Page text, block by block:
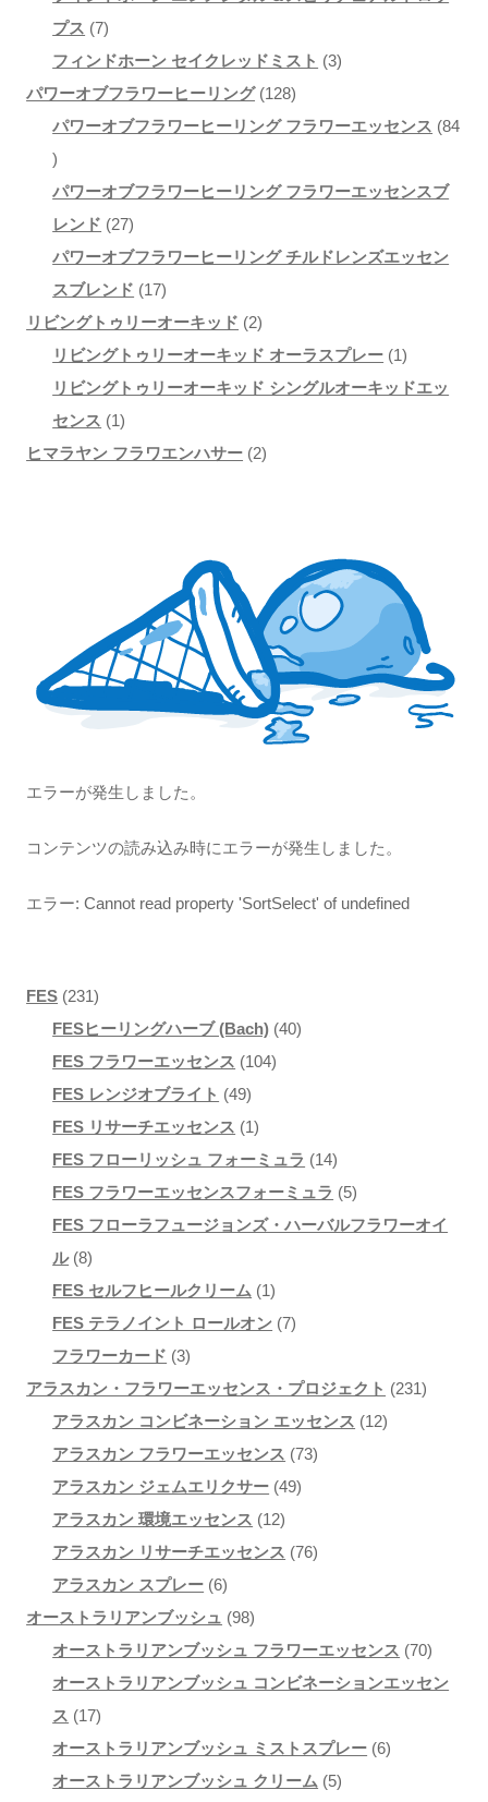
品
品
プス
77
個
の
商
フィンドホーン セイクレッドミスト 33
の
品
パワーオブフラワーヒーリング 1281
2
個
商
パワーオブフラワーヒーリング フラワーエッセンス
84
8
4
個
の
商
品
パワーオブフラワーヒーリング フラワーエッセンスブ
レンド
272
7
個
の
商
品
パワーオブフラワーヒーリング チルドレンズエッセン
スブレンド
171
7
個
の
品
リビングトゥリーオーキッド 22
個
の
品
リビングトゥリーオーキッド オーラスプレー 11
個
リビングトゥリーオーキッド シングルオーキッドエッ
センス
11
個
ヒマラヤン フラワエンハサー 22
エラーが発生しました。
コンテンツの読み込み時にエラーが発生しました。
エラー:Cannot read property 'SortSelect' of undefined
FES 231231
個
の
商
品
FESヒーリングハーブ (Bach) 4040
品
FES フラワーエッセンス 104104
商
品
FES レンジオブライト 4949
個
の
商
品
FES リサーチエッセンス 11
個
の
商
FES フローリッシュ フォーミュラ 1414
個
の
FES フラワーエッセンスフォーミュラ 55
個
FES フローラフュージョンズ・ハーバルフラワーオイ
ル 88
個
の
商
品
FES セルフヒールクリーム 11
個
商
品
FES テラノイント ロールオン 77
の
商
品
フラワーカード 33
個
の
商
品
アラスカン・フラワーエッセンス・プロジェクト 231231
アラスカン コンビネーション エッセンス 1212
アラスカン フラワーエッセンス 7373
商
アラスカン ジェムエリクサー 4949
の
アラスカン 環境エッセンス 1212
個
品
アラスカン リサーチエッセンス 7676
商
品
アラスカン スプレー 66
個
の
商
オーストラリアンブッシュ 9898
個
の
品
オーストラリアンブッシュ フラワーエッセンス 7070
個
オーストラリアンブッシュ コンビネーションエッセン
ス
1717
個
の
オーストラリアンブッシュ ミストスプレー 66
オーストラリアンブッシュ クリーム 55